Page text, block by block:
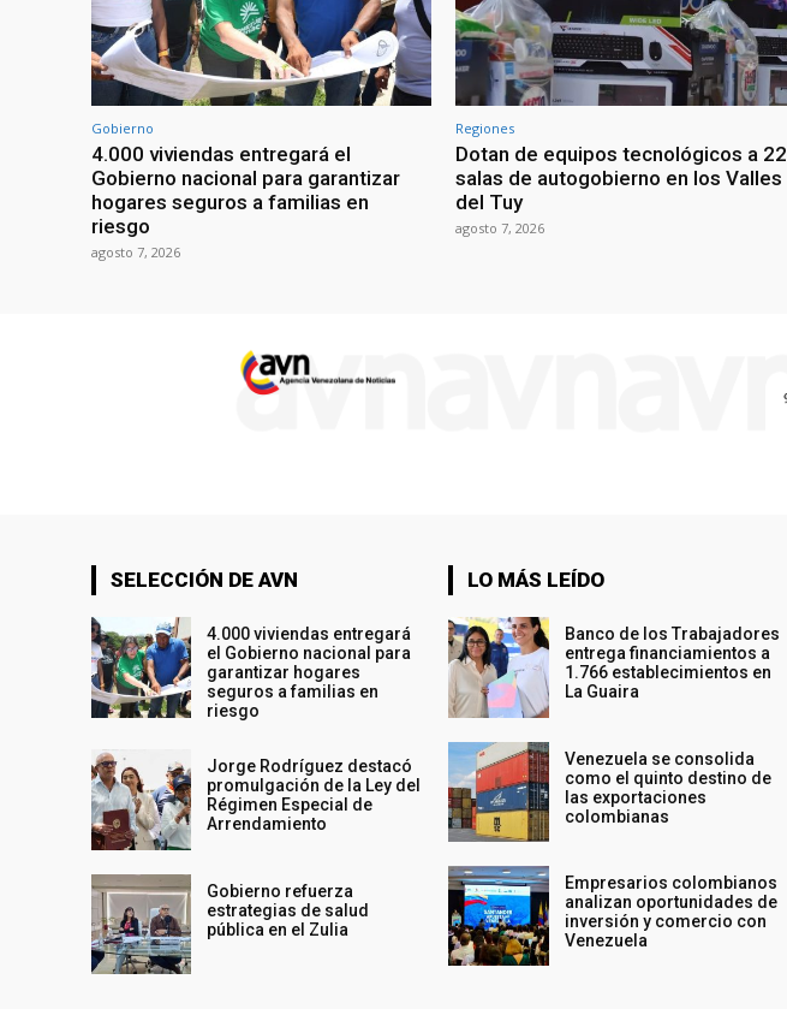
Gobierno
4.000 viviendas entregará el
Gobierno nacional para garantizar
hogares seguros a familias en
riesgo
agosto 7, 2026
Regiones
Dotan de equipos tecnológicos a 22
salas de autogobierno en los Valles
del Tuy
agosto 7, 2026
SELECCIÓN DE AVN
4.000 viviendas entregará
el Gobierno nacional para
garantizar hogares
seguros a familias en
riesgo
Jorge Rodríguez destacó
promulgación de la Ley del
Régimen Especial de
Arrendamiento
Gobierno refuerza
estrategias de salud
pública en el Zulia
LO MÁS LEÍDO
Banco de los Trabajadores
entrega financiamientos a
1.766 establecimientos en
La Guaira
Venezuela se consolida
como el quinto destino de
las exportaciones
colombianas
Empresarios colombianos
analizan oportunidades de
inversión y comercio con
Venezuela